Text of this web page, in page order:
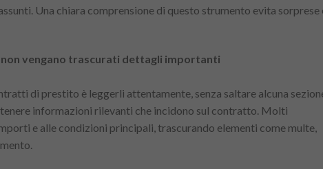
Una chiara comprensione di questo strumento evita sorprese
vengano trascurati dettagli importanti
di prestito è leggerli attentamente, senza saltare alcuna
informazioni rilevanti che incidono sul contratto. Molti
e alle condizioni principali, trascurando elementi come multe,